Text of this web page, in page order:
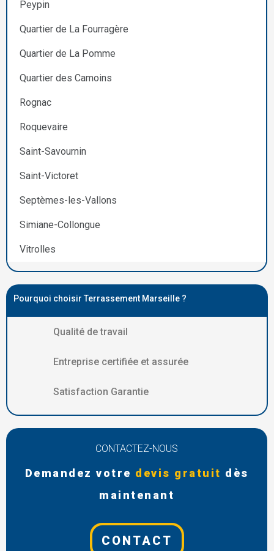
Peypin
Quartier de La Fourragère
Quartier de La Pomme
Quartier des Camoins
Rognac
Roquevaire
Saint-Savournin
Saint-Victoret
Septèmes-les-Vallons
Simiane-Collongue
Vitrolles
Pourquoi choisir Terrassement Marseille ?
Qualité de travail
Entreprise certifiée et assurée
Satisfaction Garantie
CONTACTEZ-NOUS
Demandez votre devis gratuit dès
maintenant
CONTACT